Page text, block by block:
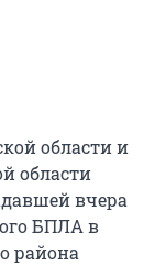
области и
области
вчера
БПЛА в
района